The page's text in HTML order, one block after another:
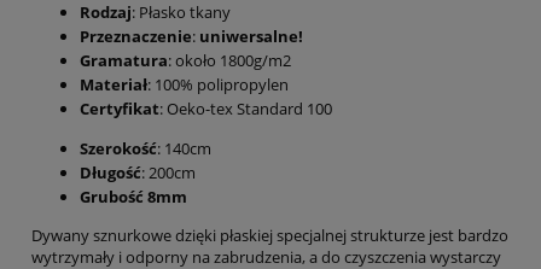
Rodzaj: Płasko tkany
Przeznaczenie: uniwersalne!
Gramatura: około 1800g/m2
Materiał: 100% polipropylen
Certyfikat: Oeko-tex Standard 100
Szerokość: 140cm
Długość: 200cm
Grubość 8mm
Dywany sznurkowe dzięki płaskiej specjalnej strukturze jest bardzo
wytrzymały i odporny na zabrudzenia, a do czyszczenia wystarczy